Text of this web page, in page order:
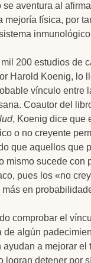
se aventura al
mejoría física, por
200 estudios de
Harold Koenig, lo
vínculo entre
Coautor del
, Koenig dice que
o no creyente
que aquellos que
mismo sucede con
pues los «no
en
comprobar el
de algún
ayudan a mejorar el
logran detener por